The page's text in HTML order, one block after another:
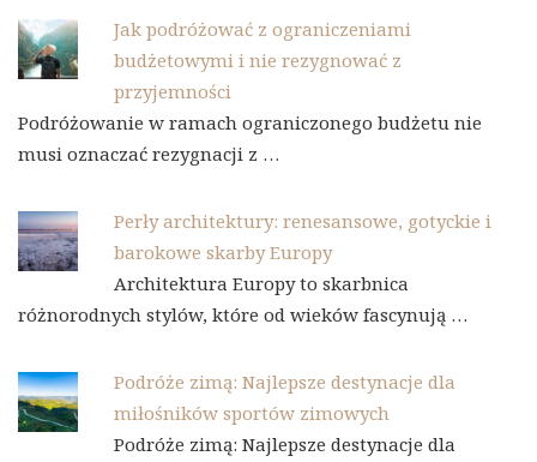
Jak podróżować z ograniczeniami
budżetowymi i nie rezygnować z
przyjemności
Podróżowanie w ramach ograniczonego budżetu nie
musi oznaczać rezygnacji z …
Perły architektury: renesansowe, gotyckie i
barokowe skarby Europy
Architektura Europy to skarbnica
różnorodnych stylów, które od wieków fascynują …
Podróże zimą: Najlepsze destynacje dla
miłośników sportów zimowych
Podróże zimą: Najlepsze destynacje dla